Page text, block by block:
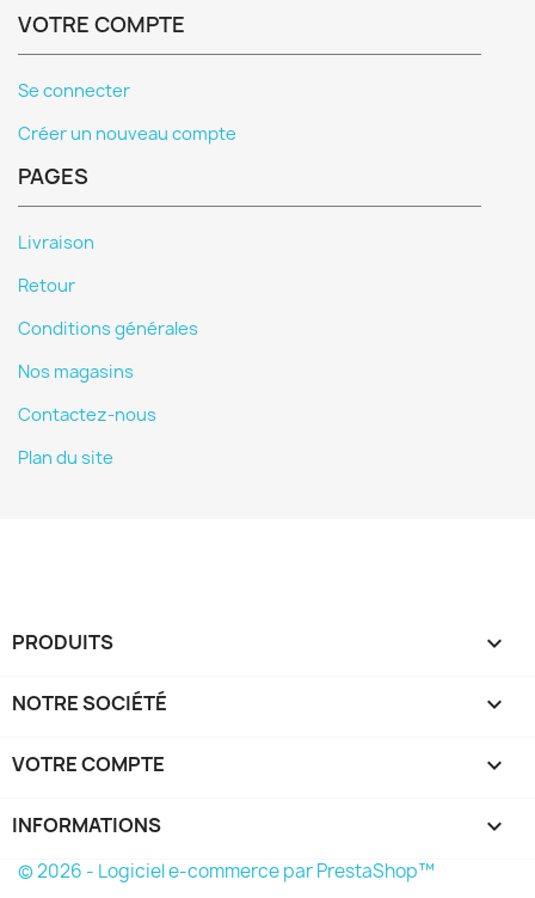
VOTRE COMPTE
Se connecter
Créer un nouveau compte
PAGES
Livraison
Retour
Conditions générales
Nos magasins
Contactez-nous
Plan du site
PRODUITS 
NOTRE SOCIÉTÉ 
VOTRE COMPTE 
INFORMATIONS keyboard_arrow_down
© 2026 - Logiciel e-commerce par PrestaShop™